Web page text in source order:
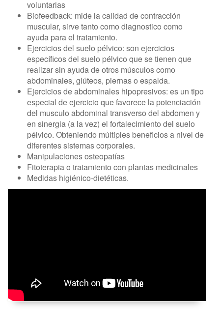
voluntarias
Biofeedback: mide la calidad de contracción
muscular, sirve tanto como diagnostico como
ayuda para el tratamiento.
Ejercicios del suelo pélvico: son ejercicios
específicos del suelo pélvico que se tienen que
realizar sin ayuda de otros músculos como
abdominales, glúteos, piernas o espalda.
Ejercicios de abdominales hipopresivos: es un tipo
especial de ejercicio que favorece la potenciación
del musculo abdominal transverso del abdomen y
en sinergia (a la vez) el fortalecimiento del suelo
pélvico. Obteniendo múltiples beneficios a nivel de
diferentes sistemas corporales.
Manipulaciones osteopatías
Fitoterapia o tratamiento con plantas medicinales
Medidas higiénico-dietéticas.